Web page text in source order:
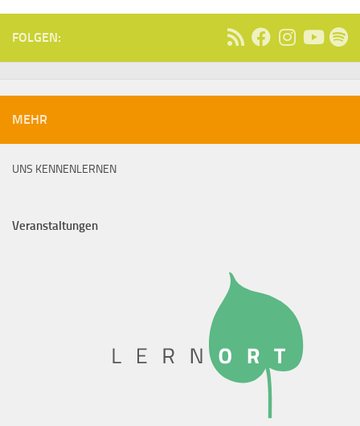
FOLGEN:
MEHR
UNS KENNENLERNEN
Veranstaltungen